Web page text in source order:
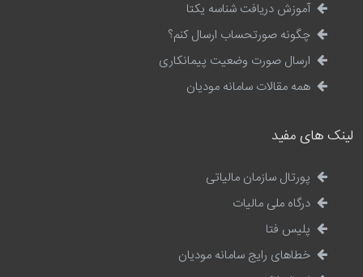
آموزش دریافت شناسه یکتا
چگونه صورتحساب ارسال کنم؟
ارسال صورت وضعیت پیمانکاری
همه مقالات سامانه مودیان
لینک های مفید
پورتال سازمان مالیاتی
درگاه ملی مالیات
پلیس فتا
خطاهای رایج سامانه مودیان